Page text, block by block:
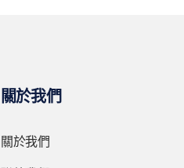
關於我們
關於我們